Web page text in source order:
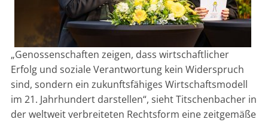
„Genossenschaften zeigen, dass wirtschaftlicher
Erfolg und soziale Verantwortung kein Widerspruch
sind, sondern ein zukunftsfähiges Wirtschaftsmodell
im 21. Jahrhundert darstellen“, sieht Titschenbacher in
der weltweit verbreiteten Rechtsform eine zeitgemäße